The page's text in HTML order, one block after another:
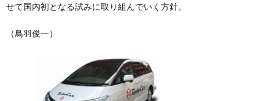
せて国内初となる試みに取り組んでいく方針。
（鳥羽俊一）